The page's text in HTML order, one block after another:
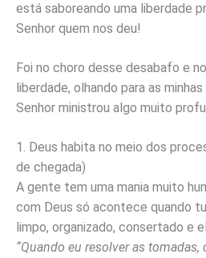
está saboreando uma liberdade
Senhor quem nos deu!
Foi no choro desse desabafo e
liberdade, olhando para as
Senhor ministrou algo muito
1. Deus habita no meio dos
de chegada)
A gente tem uma mania muito
com Deus só acontece quando
limpo, organizado, consertado e
“Quando eu resolver as